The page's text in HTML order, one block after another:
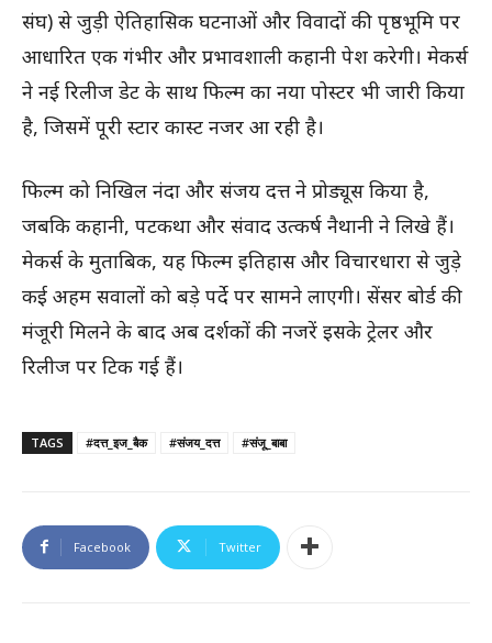
संघ) से जुड़ी ऐतिहासिक घटनाओं और विवादों की पृष्ठभूमि पर
आधारित एक गंभीर और प्रभावशाली कहानी पेश करेगी। मेकर्स
ने नई रिलीज डेट के साथ फिल्म का नया पोस्टर भी जारी किया
है, जिसमें पूरी स्टार कास्ट नजर आ रही है।
फिल्म को निखिल नंदा और संजय दत्त ने प्रोड्यूस किया है,
जबकि कहानी, पटकथा और संवाद उत्कर्ष नैथानी ने लिखे हैं।
मेकर्स के मुताबिक, यह फिल्म इतिहास और विचारधारा से जुड़े
कई अहम सवालों को बड़े पर्दे पर सामने लाएगी। सेंसर बोर्ड की
मंजूरी मिलने के बाद अब दर्शकों की नजरें इसके ट्रेलर और
रिलीज पर टिक गई हैं।
TAGS #दत्त_इज_बैक #संजय_दत्त #संजू_बाबा
Facebook Twitter